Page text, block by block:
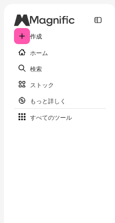
作成
ホーム
検索
ストック
もっと詳しく
すべてのツール